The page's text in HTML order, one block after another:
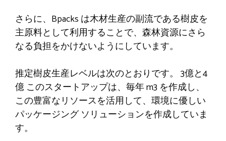
さらに、Bpacks は木材生産の副流である樹皮を
主原料として利用することで、森林資源にさら
なる負担をかけないようにしています。
推定樹皮生産レベルは次のとおりです。 3億と4
億 このスタートアップは、毎年 m3 を作成し、
この豊富なリソースを活用して、環境に優しい
パッケージング ソリューションを作成していま
す。